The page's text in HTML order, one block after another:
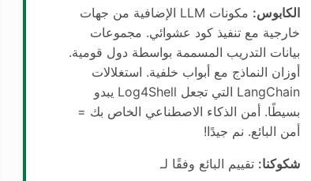
الكابوس:
مكونات LLM الإضافية من جهات
خارجية مع تنفيذ كود عشوائي. مجموعات
بيانات التدريب المسممة بواسطة دول قومية.
أوزان النماذج مع أبواب خلفية. استغلالات
LangChain التي تجعل Log4Shell يبدو
بسيطًا. أمن الذكاء الاصطناعي الخاص بك =
أمن البائع. نم جيدًا!
شكوكنا: تقييم البائع وفقًا لـ